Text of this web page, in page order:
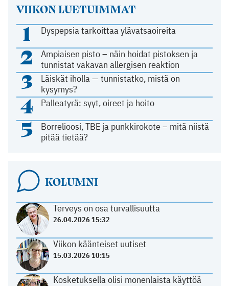
VIIKON LUETUIMMAT
1 Dyspepsia tarkoittaa ylävatsaoireita
2
Ampiaisen pisto – näin hoidat pistoksen ja
tunnistat vakavan allergisen reaktion
3
Läiskät iholla — tunnistatko, mistä on
kysymys?
4 Palleatyrä: syyt, oireet ja hoito
5
Borrelioosi, TBE ja punkkirokote – mitä niistä
pitää tietää?
KOLUMNI
Terveys on osa turvallisuutta
26.04.2026 15:32
Viikon käänteiset uutiset
15.03.2026 10:15
Kosketuksella olisi monenlaista käyttöä